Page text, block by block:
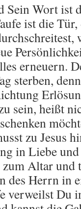
Sein Wort ist
ist die
erneuern.
sterben,
sein, heißt
zu Jesus
in Liebe
Altar und
des Herrn in
verweilst Du